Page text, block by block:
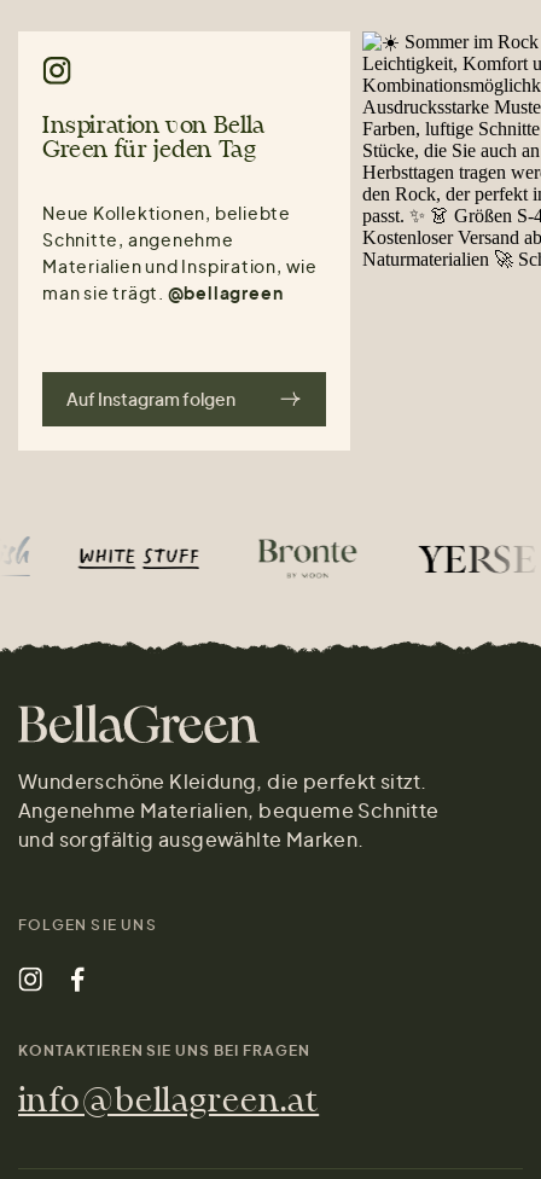
Inspiration von Bella
Green für jeden Tag
Neue Kollektionen, beliebte
Schnitte, angenehme
Materialien und Inspiration, wie
man sie trägt. @bellagreen
Auf Instagram folgen
Wunderschöne Kleidung, die perfekt sitzt.
Angenehme Materialien, bequeme Schnitte
und sorgfältig ausgewählte Marken.
FOLGEN SIE UNS
KONTAKTIEREN SIE UNS BEI FRAGEN
info@bellagreen.at